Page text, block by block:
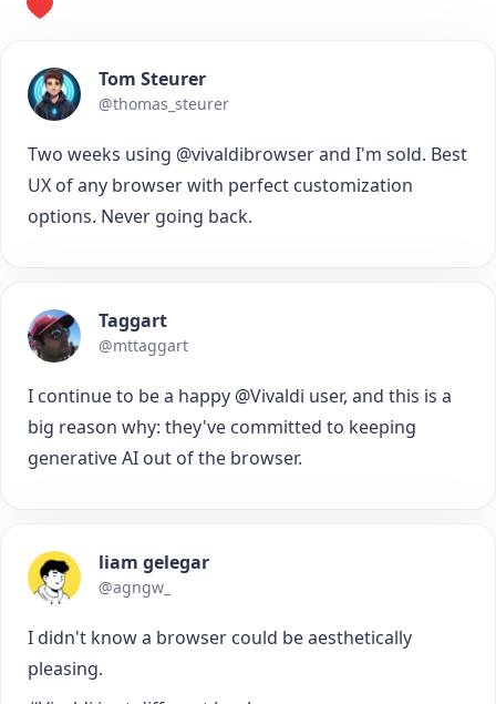
Tom Steurer
@thomas_steurer
Two weeks using @vivaldibrowser and I'm sold. Best
UX of any browser with perfect customization
options. Never going back.
Taggart
@mttaggart
I continue to be a happy @Vivaldi user, and this is a
big reason why: they've committed to keeping
generative AI out of the browser.
liam gelegar
@agngw_
I didn't know a browser could be aesthetically
pleasing.